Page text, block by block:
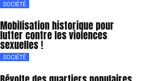
SOCIÉTÉ
Mobilisation historique pour
lutter contre les violences
sexuelles !
SOCIÉTÉ